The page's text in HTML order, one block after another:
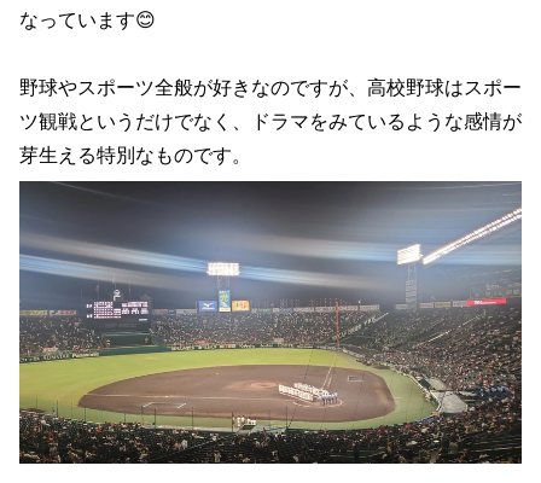
なっています😊
野球やスポーツ全般が好きなのですが、高校野球はスポー
ツ観戦というだけでなく、ドラマをみているような感情が
芽生える特別なものです。